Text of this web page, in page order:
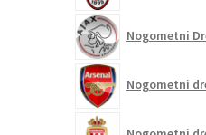
Nogometni
Nogometni